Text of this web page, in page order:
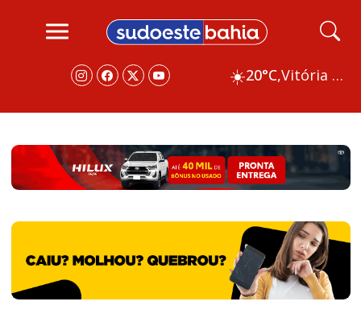
☀️20°C, Vitória da Conquista